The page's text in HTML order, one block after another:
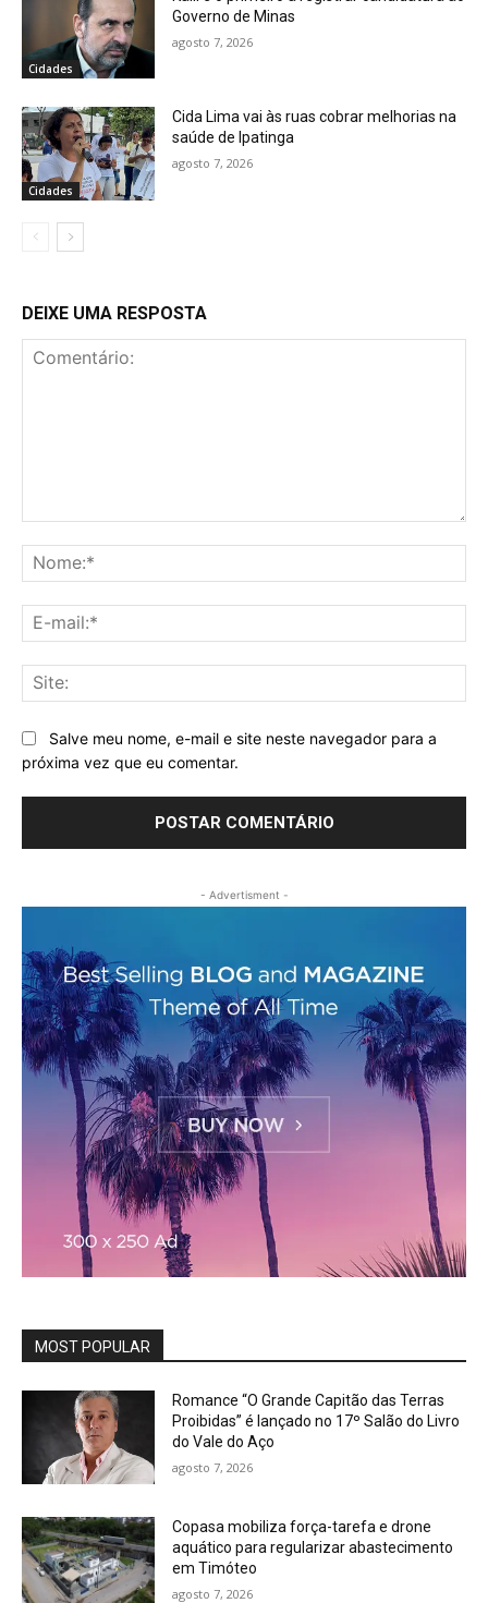
Cidades
Governo de Minas
agosto 7, 2026
Cidades
Cida Lima vai às ruas cobrar melhorias na
saúde de Ipatinga
agosto 7, 2026
DEIXE UMA RESPOSTA
Salve meu nome, e-mail e site neste navegador para a
próxima vez que eu comentar.
- Advertisment -
MOST POPULAR
Romance “O Grande Capitão das Terras
Proibidas” é lançado no 17º Salão do Livro
do Vale do Aço
agosto 7, 2026
Copasa mobiliza força-tarefa e drone
aquático para regularizar abastecimento
em Timóteo
agosto 7, 2026